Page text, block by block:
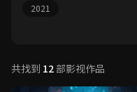
2021
共找到 12部影视作品